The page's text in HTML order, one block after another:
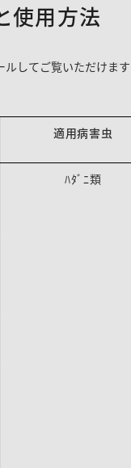
使用方法
適用病害虫
ﾊﾀﾞﾆ類